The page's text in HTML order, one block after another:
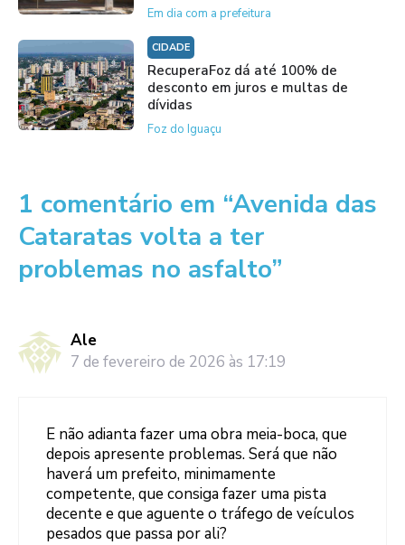
Em dia com a prefeitura
CIDADE
RecuperaFoz dá até 100% de
desconto em juros e multas de
dívidas
Foz do Iguaçu
1 comentário em “Avenida das
Cataratas volta a ter
problemas no asfalto”
Ale
7 de fevereiro de 2026 às 17:19
E não adianta fazer uma obra meia-boca, que
depois apresente problemas. Será que não
haverá um prefeito, minimamente
competente, que consiga fazer uma pista
decente e que aguente o tráfego de veículos
pesados que passa por ali?